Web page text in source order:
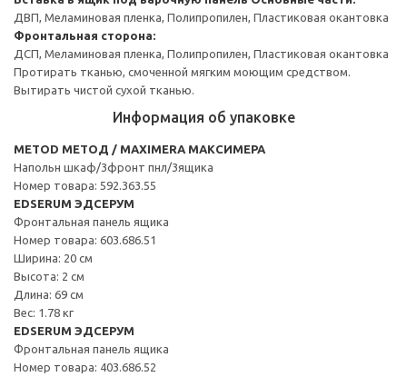
ДВП, Меламиновая пленка, Полипропилен, Пластиковая окантовка
Фронтальная сторона:
ДСП, Меламиновая пленка, Полипропилен, Пластиковая окантовка
Протирать тканью, смоченной мягким моющим средством.
Вытирать чистой сухой тканью.
Информация об упаковке
METOD МЕТОД / MAXIMERA МАКСИМЕРА
Напольн шкаф/3фронт пнл/3ящика
Номер товара: 592.363.55
EDSERUM ЭДСЕРУМ
Фронтальная панель ящика
Номер товара: 603.686.51
Ширина: 20 см
Высота: 2 см
Длина: 69 см
Вес: 1.78 кг
EDSERUM ЭДСЕРУМ
Фронтальная панель ящика
Номер товара: 403.686.52